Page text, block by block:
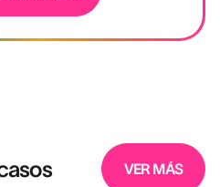
VER MÁS